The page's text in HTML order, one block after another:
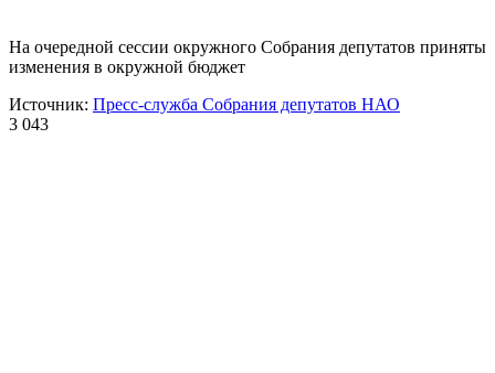
На очередной сессии окружного Собрания депутатов приняты
изменения в окружной бюджет
Источник: Пресс-служба Собрания депутатов НАО
3 043